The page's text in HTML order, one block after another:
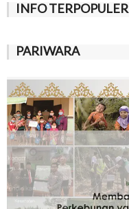
INFO TERPOPULER
PARIWARA